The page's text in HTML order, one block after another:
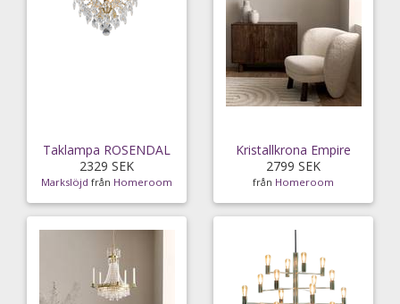
Taklampa ROSENDAL
2329 SEK
Markslöjd från Homeroom
Kristallkrona Empire
2799 SEK
från Homeroom